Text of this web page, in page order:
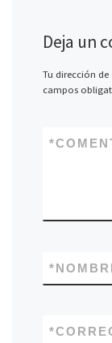
Deja un
Tu dirección
campos
*
*
*